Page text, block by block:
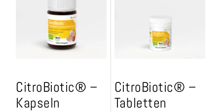
CitroBiotic® –
Kapseln
CitroBiotic® –
Tabletten